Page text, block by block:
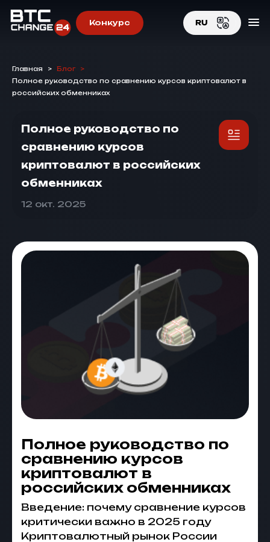
Конкурс RU
RU
Главная > Блог
>
Полное руководство по сравнению курсов криптовалют в
российских обменниках
Полное руководство по
сравнению курсов
криптовалют в российских
обменниках
12 окт. 2025
Полное руководство по
сравнению курсов
криптовалют в
российских обменниках
Введение: почему сравнение курсов
критически важно в 2025 году
Криптовалютный рынок России